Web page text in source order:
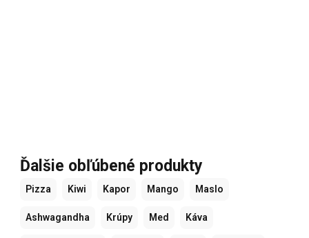
Ďalšie obľúbené produkty
Pizza Kiwi Kapor Mango Maslo
Ashwagandha Krúpy Med Káva